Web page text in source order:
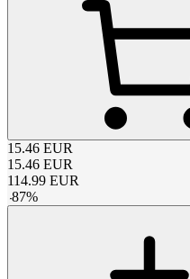
15.46 EUR
15.46 EUR
114.99 EUR
-87%